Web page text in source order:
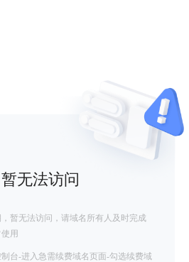
无法访问
暂无法访问，请域名所有人及时完成
用
台-进入急需续费域名页面-勾选续费域